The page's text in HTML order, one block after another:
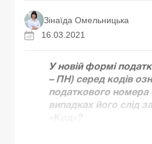
Зінаїда Омельницька
16.03.2021
У новій формі
– ПН) серед кодів
податкового номера
випадках його слід